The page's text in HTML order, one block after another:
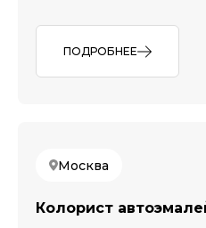
ПОДРОБНЕЕ
Москва
Колорист